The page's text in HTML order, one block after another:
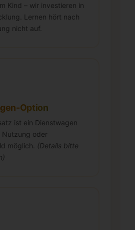
Kind – wir investieren in
Lernen hört nach
nicht auf.
Option
ist ein Dienstwagen
oder
möglich. (Details bitte